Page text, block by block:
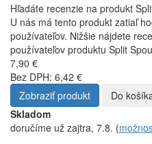
Hľadáte recenzie na produkt
U nás má tento produkt zatiaľ
používateľov. Nižšie nájdete
používateľov produktu Split
7,90 €
Bez DPH: 6,42 €
Zobraziť produkt
Do
Skladom
doručíme už zajtra, 7.8. (